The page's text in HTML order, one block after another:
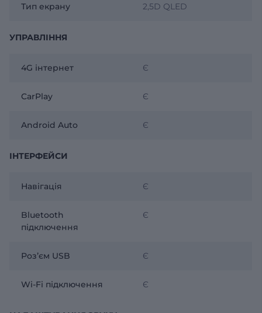
Тип екрану 2,5D QLED
УПРАВЛІННЯ
4G інтернет Є
CarPlay Є
Android Auto Є
ІНТЕРФЕЙСИ
Навігація Є
Bluetooth
підключення
Є
Розʼєм USB Є
Wi-Fi підключення Є